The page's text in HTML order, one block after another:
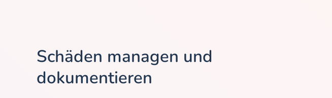
Schäden managen und
dokumentieren